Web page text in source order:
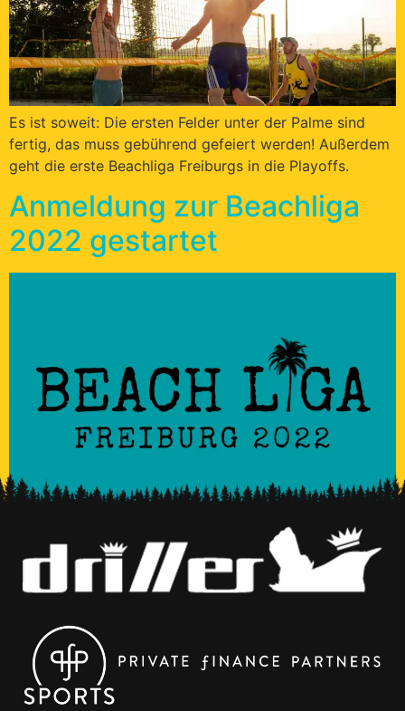
Es ist soweit: Die ersten Felder unter der Palme sind
fertig, das muss gebührend gefeiert werden! Außerdem
geht die erste Beachliga Freiburgs in die Playoffs.
Anmeldung zur Beachliga
2022 gestartet
Hallo liebe Beacher*innen wir haben tolle Neuigkeiten!
Ab Mai wollen wir mit euch die ERSTE BEACHLIGA IN
Beacher*innen Freiburgs zu zocken?
deiner Beach-Crew im Damen, Herren, Mixed oder
Quattro-Mixed deine Beach-Skills unter Beweis stellen?
Du hast (erste) Erfahrungen im Sand und […]